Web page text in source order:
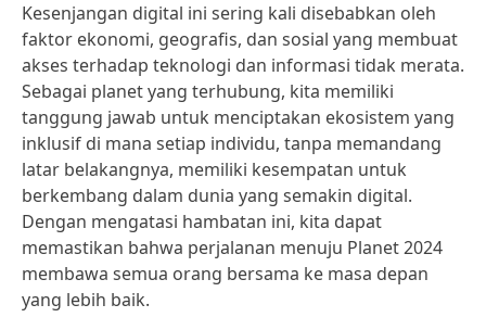
Kesenjangan digital ini sering kali disebabkan oleh
faktor ekonomi, geografis, dan sosial yang membuat
akses terhadap teknologi dan informasi tidak merata.
Sebagai planet yang terhubung, kita memiliki
tanggung jawab untuk menciptakan ekosistem yang
inklusif di mana setiap individu, tanpa memandang
latar belakangnya, memiliki kesempatan untuk
berkembang dalam dunia yang semakin digital.
Dengan mengatasi hambatan ini, kita dapat
memastikan bahwa perjalanan menuju Planet 2024
membawa semua orang bersama ke masa depan
yang lebih baik.